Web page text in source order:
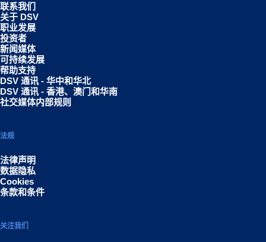
联系我们
关于 DSV
职业发展
投资者
新闻媒体
可持续发展
帮助支持
DSV 通讯 - 华中和华北
DSV 通讯 - 香港、澳门和华南
社交媒体内部规则
法规
法律声明
数据隐私
Cookies
条款和条件
关注我们